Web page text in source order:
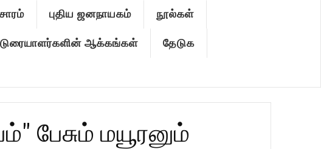
புதிய ஜனநாயகம் நூல்கள்
ஆக்கங்கள் தேடுக
மயூரனும்